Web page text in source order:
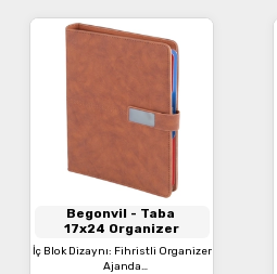
Begonvil - Taba
17x24 Organizer
İç Blok Dizaynı: Fihristli Organizer
Ajanda